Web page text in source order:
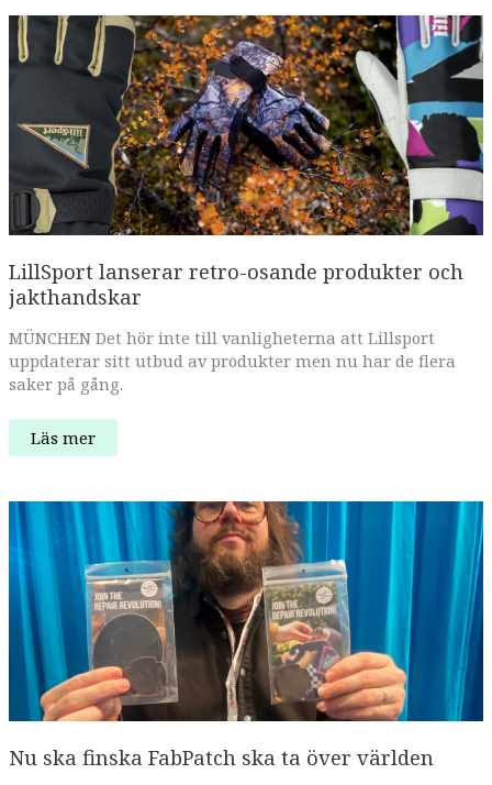
om
framtiden:
har
utgångspunkt”
LillSport lanserar retro-osande produkter och
jakthandskar
MÜNCHEN Det hör inte till vanligheterna att Lillsport
uppdaterar sitt utbud av produkter men nu har de flera
saker på gång.
LillSport
lanserar
produkter
jakthandskar
Läs mer
Nu ska finska FabPatch ska ta över världen